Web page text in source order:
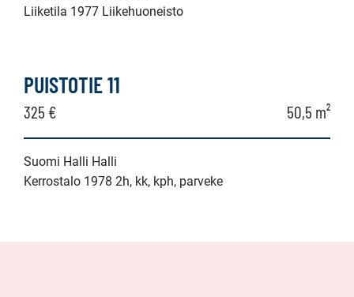
Liiketila 1977 Liikehuoneisto
PUISTOTIE 11
325 € 50,5 m²
Suomi Halli Halli
Kerrostalo 1978 2h, kk, kph, parveke